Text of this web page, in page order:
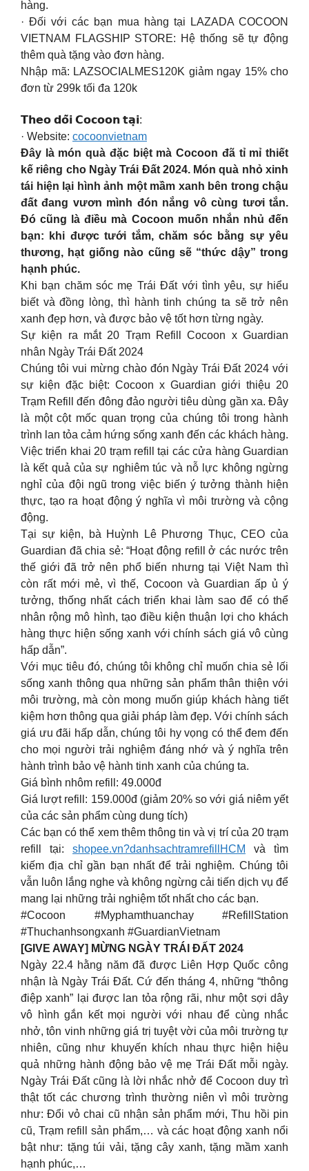
hàng.
· Đối với các bạn mua hàng tại LAZADA COCOON
VIETNAM FLAGSHIP STORE: Hệ thống sẽ tự động
thêm quà tặng vào đơn hàng.
Nhập mã: LAZSOCIALMES120K giảm ngay 15% cho
đơn từ 299k tối đa 120k
𝗧𝗵𝗲𝗼 𝗱𝗼̃𝗶 𝗖𝗼𝗰𝗼𝗼𝗻 𝘁𝗮̣𝗶:
· Website: cocoonvietnam
Đây là món quà đặc biệt mà Cocoon đã tỉ mỉ thiết
kế riêng cho Ngày Trái Đất 2024. Món quà nhỏ xinh
tái hiện lại hình ảnh một mầm xanh bên trong chậu
đất đang vươn mình đón nắng vô cùng tươi tắn.
Đó cũng là điều mà Cocoon muốn nhắn nhủ đến
bạn: khi được tưới tắm, chăm sóc bằng sự yêu
thương, hạt giống nào cũng sẽ “thức dậy” trong
hạnh phúc.
Khi bạn chăm sóc mẹ Trái Đất với tình yêu, sự hiểu
biết và đồng lòng, thì hành tinh chúng ta sẽ trở nên
xanh đẹp hơn, và được bảo vệ tốt hơn từng ngày.
Sự kiện ra mắt 20 Trạm Refill Cocoon x Guardian
nhân Ngày Trái Đất 2024
Chúng tôi vui mừng chào đón Ngày Trái Đất 2024 với
sự kiện đặc biệt: Cocoon x Guardian giới thiệu 20
Trạm Refill đến đông đảo người tiêu dùng gần xa. Đây
là một cột mốc quan trọng của chúng tôi trong hành
trình lan tỏa cảm hứng sống xanh đến các khách hàng.
Việc triển khai 20 trạm refill tại các cửa hàng Guardian
là kết quả của sự nghiêm túc và nỗ lực không ngừng
nghỉ của đội ngũ trong việc biến ý tưởng thành hiện
thực, tạo ra hoạt động ý nghĩa vì môi trường và cộng
động.
Tại sự kiện, bà Huỳnh Lê Phương Thục, CEO của
Guardian đã chia sẻ: “Hoạt động refill ở các nước trên
thế giới đã trở nên phổ biến nhưng tại Việt Nam thì
còn rất mới mẻ, vì thế, Cocoon và Guardian ấp ủ ý
tưởng, thống nhất cách triển khai làm sao để có thể
nhân rộng mô hình, tạo điều kiện thuận lợi cho khách
hàng thực hiện sống xanh với chính sách giá vô cùng
hấp dẫn”.
Với mục tiêu đó, chúng tôi không chỉ muốn chia sẻ lối
sống xanh thông qua những sản phẩm thân thiện với
môi trường, mà còn mong muốn giúp khách hàng tiết
kiệm hơn thông qua giải pháp làm đẹp. Với chính sách
giá ưu đãi hấp dẫn, chúng tôi hy vọng có thể đem đến
cho mọi người trải nghiệm đáng nhớ và ý nghĩa trên
hành trình bảo vệ hành tinh xanh của chúng ta.
Giá bình nhôm refill: 49.000đ
Giá lượt refill: 159.000đ (giảm 20% so với giá niêm yết
của các sản phẩm cùng dung tích)
Các bạn có thể xem thêm thông tin và vị trí của 20 trạm
refill tại: shopee.vn?danhsachtramrefillHCM
và tìm
kiếm địa chỉ gần bạn nhất để trải nghiệm. Chúng tôi
vẫn luôn lắng nghe và không ngừng cải tiến dịch vụ để
mang lại những trải nghiệm tốt nhất cho các bạn.
#Cocoon #Myphamthuanchay #RefillStation
#Thuchanhsongxanh #GuardianVietnam
[GIVE AWAY] MỪNG NGÀY TRÁI ĐẤT 2024
Ngày 22.4 hằng năm đã được Liên Hợp Quốc công
nhận là Ngày Trái Đất. Cứ đến tháng 4, những “thông
điệp xanh” lại được lan tỏa rộng rãi, như một sợi dây
vô hình gắn kết mọi người với nhau để cùng nhắc
nhở, tôn vinh những giá trị tuyệt vời của môi trường tự
nhiên, cũng như khuyến khích nhau thực hiện hiệu
quả những hành động bảo vệ mẹ Trái Đất mỗi ngày.
Ngày Trái Đất cũng là lời nhắc nhở để Cocoon duy trì
thật tốt các chương trình thường niên vì môi trường
như: Đổi vỏ chai cũ nhận sản phẩm mới, Thu hồi pin
cũ, Trạm refill sản phẩm,… và các hoạt động xanh nổi
bật như: tặng túi vải, tặng cây xanh, tặng mầm xanh
hạnh phúc,…